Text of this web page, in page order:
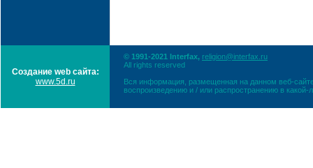
Создание web сайта:
www.5d.ru
© 1991-2021 Interfax, religion@interfax.ru
All rights reserved
Вся информация, размещенная на данном веб-
воспроизведению и / или распространению в